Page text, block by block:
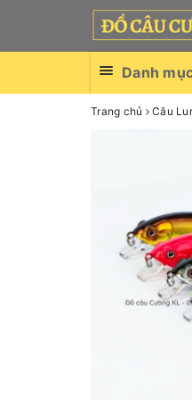
Danh
Trang chủ Câu